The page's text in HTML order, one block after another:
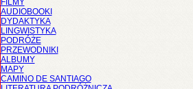
FILMY
AUDIOBOOKI
DYDAKTYKA
LINGWISTYKA
PODRÓŻE
PRZEWODNIKI
ALBUMY
MAPY
CAMINO DE SANTIAGO